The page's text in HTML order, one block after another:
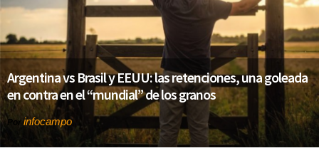
Argentina vs Brasil y EEUU: las retenciones, una goleada
en contra en el “mundial” de los granos
Por infocampo